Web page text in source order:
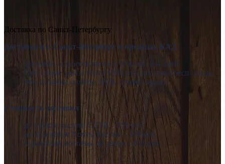
Доставка по Санкт-Петербургу
Доставка в г. Санкт-Петербург в пределах КАД
Доставка осуществляется в течении 2-4 дней.
При сумме заказа более 6000 руб. доставка бесплатная,
при условии оплаты 100% суммы заказа.
Стоимость доставки
до пункта выдачи СДЭК – 350 руб.
до отделения Почты России – 300 руб.
курьерская доставка до двери - 450 руб.